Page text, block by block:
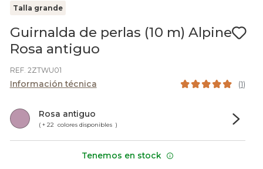
Talla grande
Guirnalda de perlas (10 m) Alpine
Rosa antiguo
REF. 2ZTWU01
Información técnica (1)
Rosa antiguo
( + 22 colores disponibles )